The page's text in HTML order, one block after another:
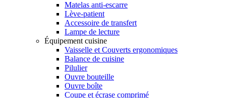
Matelas anti-escarre
Lève-patient
Accessoire de transfert
Lampe de lecture
Équipement cuisine
Vaisselle et Couverts ergonomiques
Balance de cuisine
Pilulier
Ouvre bouteille
Ouvre boîte
Coupe et écrase comprimé